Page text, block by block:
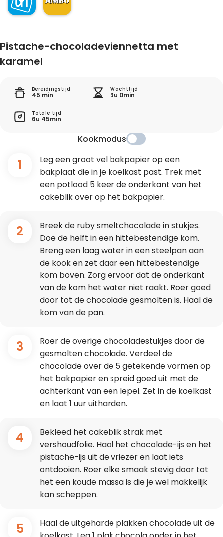
Pistache-chocoladeviennetta met
karamel
Bereidingstijd
45 min
Wachttijd
6u 0min
Totale tijd
6u 45min
Kookmodus
1
Leg een groot vel bakpapier op een
bakplaat die in je koelkast past. Trek met
een potlood 5 keer de onderkant van het
cakeblik over op het bakpapier.
2
Breek de ruby smeltchocolade in stukjes.
Doe de helft in een hittebestendige kom.
Breng een laag water in een steelpan aan
de kook en zet daar een hittebestendige
kom boven. Zorg ervoor dat de onderkant
van de kom het water niet raakt. Roer goed
door tot de chocolade gesmolten is. Haal de
kom van de pan.
3
Roer de overige chocoladestukjes door de
gesmolten chocolade. Verdeel de
chocolade over de 5 getekende vormen op
het bakpapier en spreid goed uit met de
achterkant van een lepel. Zet in de koelkast
en laat 1 uur uitharden.
4
Bekleed het cakeblik strak met
vershoudfolie. Haal het chocolade-ijs en het
pistache-ijs uit de vriezer en laat iets
ontdooien. Roer elke smaak stevig door tot
het een koude massa is die je wel makkelijk
kan scheppen.
5
Haal de uitgeharde plakken chocolade uit de